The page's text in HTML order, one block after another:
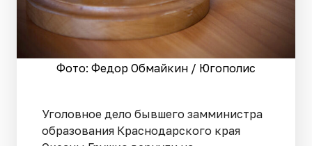
Фото: Федор Обмайкин / Югополис
Уголовное дело бывшего замминистра
образования Краснодарского края